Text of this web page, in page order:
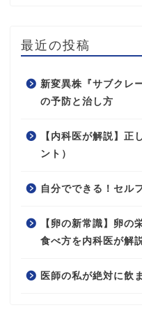
最近の投稿
新変異株『サブクレ
の予防と治し方
【内科医が解説】正
ント）
自分でできる！セル
【卵の新常識】卵の
食べ方を内科医が解
医師の私が絶対に飲